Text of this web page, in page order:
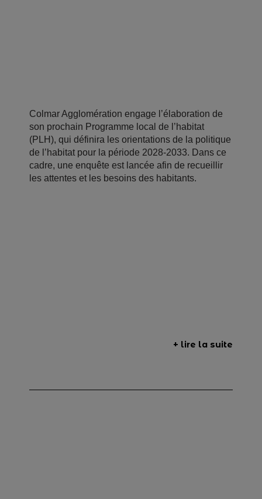
Colmar Agglomération engage l’élaboration de
son prochain Programme local de l’habitat
(PLH), qui définira les orientations de la politique
de l’habitat pour la période 2028-2033. Dans ce
cadre, une enquête est lancée afin de recueillir
les attentes et les besoins des habitants.
+ lire la suite